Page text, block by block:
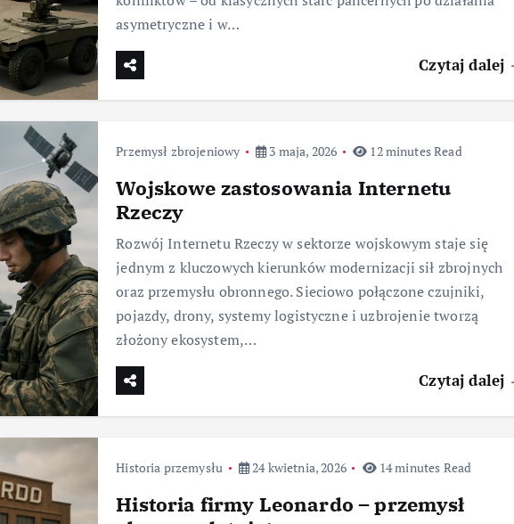
asymetryczne i w…
Czytaj dalej
Przemysł zbrojeniowy 3 maja, 2026 12 minutes Read
Wojskowe zastosowania Internetu
Rzeczy
Rozwój Internetu Rzeczy w sektorze wojskowym staje się
jednym z kluczowych kierunków modernizacji sił zbrojnych
oraz przemysłu obronnego. Sieciowo połączone czujniki,
pojazdy, drony, systemy logistyczne i uzbrojenie tworzą
złożony ekosystem,…
Czytaj dalej
Historia przemysłu 24 kwietnia, 2026 14 minutes Read
Historia firmy Leonardo – przemysł